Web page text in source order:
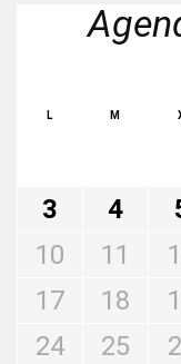
L M
3
4
10
11
17
18
24
25